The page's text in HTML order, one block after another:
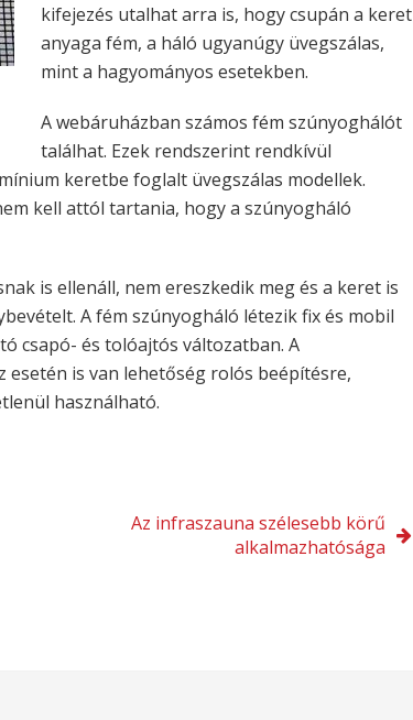
kifejezés utalhat arra is, hogy csupán a keret
anyaga fém, a háló ugyanúgy üvegszálas,
mint a hagyományos esetekben.
A webáruházban számos fém szúnyoghálót
találhat. Ezek rendszerint rendkívül
keretbe foglalt üvegszálas modellek.
kell attól tartania, hogy a szúnyogháló
is ellenáll, nem ereszkedik meg és a keret is
A fém szúnyogháló létezik fix és mobil
csapó- és tolóajtós változatban. A
esetén is van lehetőség rolós beépítésre,
használható.
Az infraszauna szélesebb körű
alkalmazhatósága